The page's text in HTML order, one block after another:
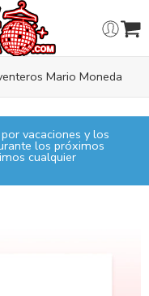
Mario Moneda
vacaciones y los
los próximos
cualquier